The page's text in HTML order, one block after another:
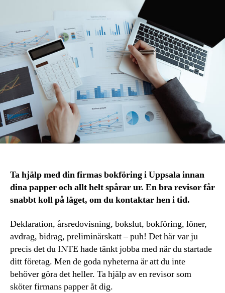
Ta hjälp med din firmas bokföring i Uppsala innan
dina papper och allt helt spårar ur. En bra revisor får
snabbt koll på läget, om du kontaktar hen i tid.
Deklaration, årsredovisning, bokslut, bokföring, löner,
avdrag, bidrag, preliminärskatt – puh! Det här var ju
precis det du INTE hade tänkt jobba med när du startade
ditt företag. Men de goda nyheterna är att du inte
behöver göra det heller. Ta hjälp av en revisor som
sköter firmans papper åt dig.